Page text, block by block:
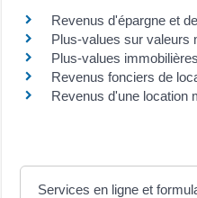
Revenus d'épargne et
Plus-values sur valeurs
Plus-values immobilières
Revenus fonciers de
Revenus d'une location
Services en ligne et